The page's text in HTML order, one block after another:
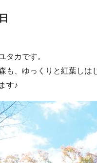
タカです。
も、ゆっくりと紅葉し
す♪